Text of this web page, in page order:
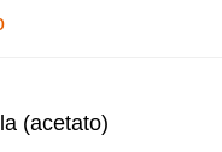
(acetato)